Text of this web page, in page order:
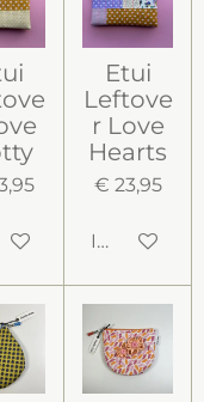
Etui
Leftove
r Love
Hearts
€ 23,95
In